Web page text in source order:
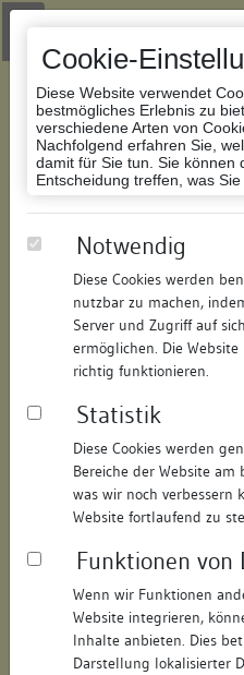
Cookie-
Diese Website verwendet
bestmögliches Erlebnis zu
verschiedene Arten von
Nachfolgend erfahren Sie,
damit für Sie tun. Sie können
Entscheidung treffen, was
Notwendig
Diese Cookies werden
nutzbar zu machen,
Server und Zugriff auf
ermöglichen. Die
richtig funktionieren.
Statistik
Diese Cookies werden
Bereiche der Website
was wir noch verbessern
Website fortlaufend zu
Funktionen
Wenn wir Funktionen
Website integrieren,
Inhalte anbieten. Dies
Darstellung lokalisierter
Zur Navigation springen
Zum Inhalt der Website springen
Datenbank
251316039171/Datum:
Datenbestand:
Bauforschung
Objektdaten
Straße:
Hausnummer:
Postleitzahl:
Stadt-Teilort:
Regierungsbezirk: